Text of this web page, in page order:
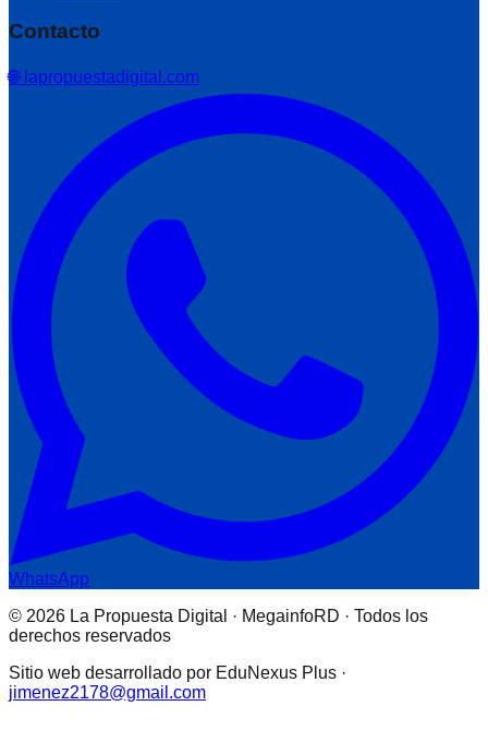
Contacto
🌐 lapropuestadigital.com
WhatsApp
© 2026 La Propuesta Digital · MegainfoRD · Todos los
derechos reservados
Sitio web desarrollado por EduNexus Plus ·
jimenez2178@gmail.com